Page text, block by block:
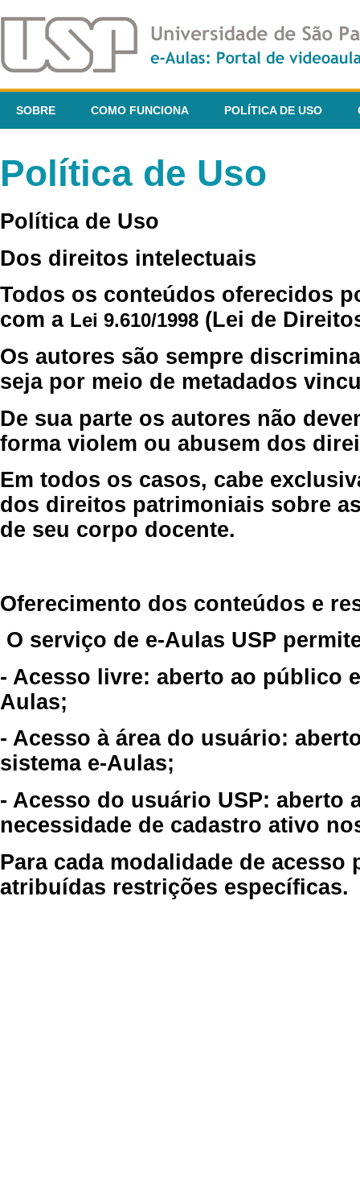
SOBRE COMO FUNCIONA POLÍTICA DE USO
Política de Uso
Política de Uso
Dos direitos intelectuais
Todos os conteúdos oferecidos
com a Lei 9.610/1998 (Lei de
Os autores são sempre
seja por meio de metadados
De sua parte os autores não
forma violem ou abusem dos
Em todos os casos, cabe
dos direitos patrimoniais sobre
de seu corpo docente.
Oferecimento dos conteúdos e
O serviço de e-Aulas USP
- Acesso livre: aberto ao público
Aulas;
- Acesso à área do usuário:
sistema e-Aulas;
- Acesso do usuário USP: aberto
necessidade de cadastro ativo
Para cada modalidade de
atribuídas restrições específicas.